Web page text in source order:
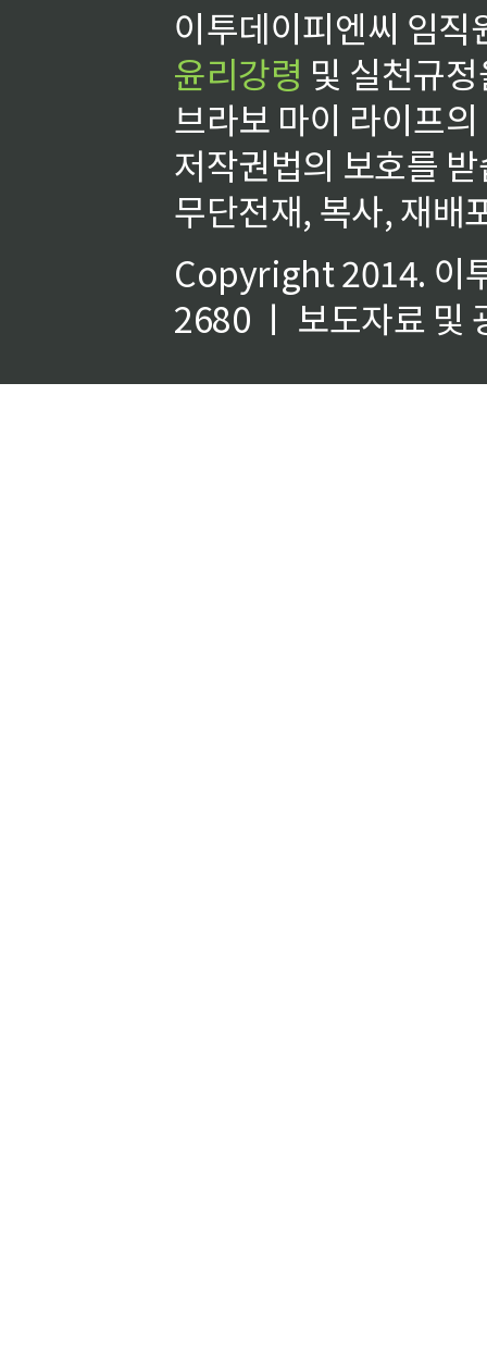
이투데이피엔씨 임
윤리강령 및 실천규
브라보 마이 라이프
저작권법의 보호를
무단전재, 복사, 재배
Copyright 2014. 이
2680 ㅣ 보도자료